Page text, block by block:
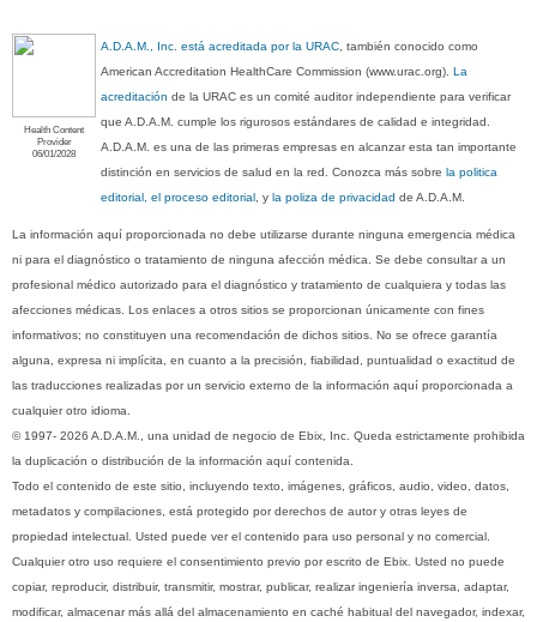
Health Content
Provider
06/01/2028
A.D.A.M., Inc. está acreditada por la URAC, también conocido como
American Accreditation HealthCare Commission (www.urac.org).La
acreditación de la URAC es un comité auditor independiente para verificar
que A.D.A.M. cumple los rigurosos estándares de calidad e integridad.
A.D.A.M. es una de las primeras empresas en alcanzar esta tan importante
distinción en servicios de salud en la red. Conozca más sobrela politica
editorial, el proceso editorial, yla poliza de privacidad de A.D.A.M.
La información aquí proporcionada no debe utilizarse durante ninguna emergencia médica
ni para el diagnóstico o tratamiento de ninguna afección médica. Se debe consultar a un
profesional médico autorizado para el diagnóstico y tratamiento de cualquiera y todas las
afecciones médicas. Los enlaces a otros sitios se proporcionan únicamente con fines
informativos; no constituyen una recomendación de dichos sitios. No se ofrece garantía
alguna, expresa ni implícita, en cuanto a la precisión, fiabilidad, puntualidad o exactitud de
las traducciones realizadas por un servicio externo de la información aquí proporcionada a
cualquier otro idioma.
© 1997- 2026 A.D.A.M., una unidad de negocio de Ebix, Inc. Queda estrictamente prohibida
la duplicación o distribución de la información aquí contenida.
Todo el contenido de este sitio, incluyendo texto, imágenes, gráficos, audio, video, datos,
metadatos y compilaciones, está protegido por derechos de autor y otras leyes de
propiedad intelectual. Usted puede ver el contenido para uso personal y no comercial.
Cualquier otro uso requiere el consentimiento previo por escrito de Ebix. Usted no puede
copiar, reproducir, distribuir, transmitir, mostrar, publicar, realizar ingeniería inversa, adaptar,
modificar, almacenar más allá del almacenamiento en caché habitual del navegador, indexar,